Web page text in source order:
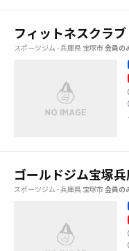
フィットネスクラ
スポーツジム - 兵庫県 宝塚市 会員の
ゴールドジム宝塚
スポーツジム - 兵庫県 宝塚市 会員の